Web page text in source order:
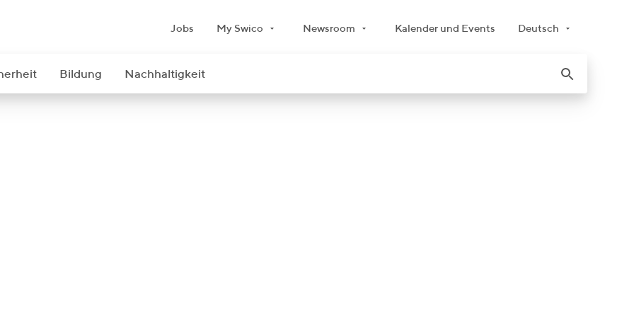
Jobs My Swico Newsroom Kalender und Events Deutsch
Bildung Nachhaltigkeit